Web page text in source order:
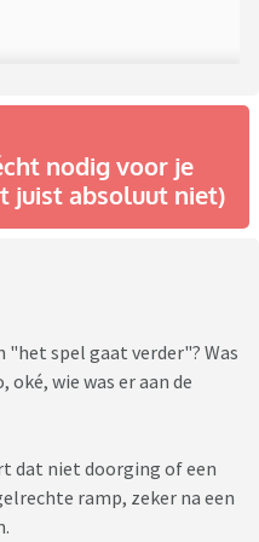
nodig voor je
juist absoluut niet)
spel gaat verder"? Was
wie was er aan de
dat niet doorging of een
ramp, zeker na een